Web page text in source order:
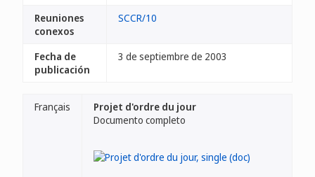
Reuniones
conexos
SCCR/10
Fecha de
publicación
3 de septiembre de 2003
Français
Projet d'ordre du jour
Documento completo